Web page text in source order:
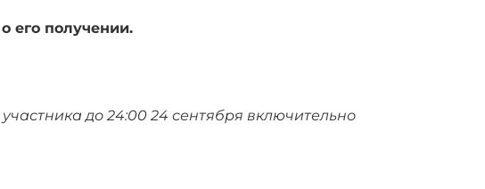
его получении.
до 24:00 24 сентября включительно